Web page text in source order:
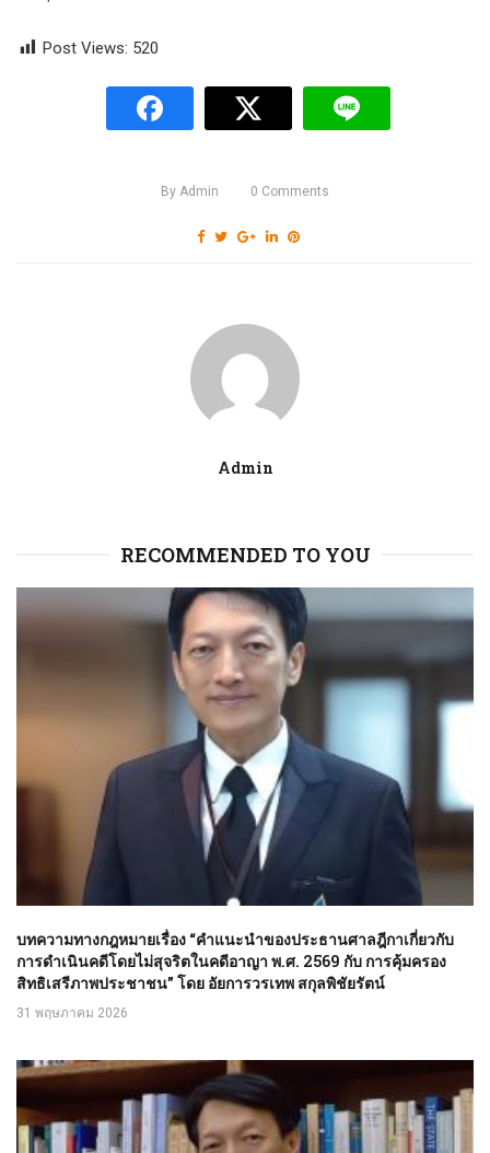
Post Views: 520
By Admin 0 Comments
Admin
RECOMMENDED TO YOU
บทความทางกฎหมายเรื่อง “คำแนะนำของประธานศาลฎีกาเกี่ยวกับ
การดำเนินคดีโดยไม่สุจริตในคดีอาญา พ.ศ. 2569 กับ การคุ้มครอง
สิทธิเสรีภาพประชาชน” โดย อัยการวรเทพ สกุลพิชัยรัตน์
31 พฤษภาคม 2026